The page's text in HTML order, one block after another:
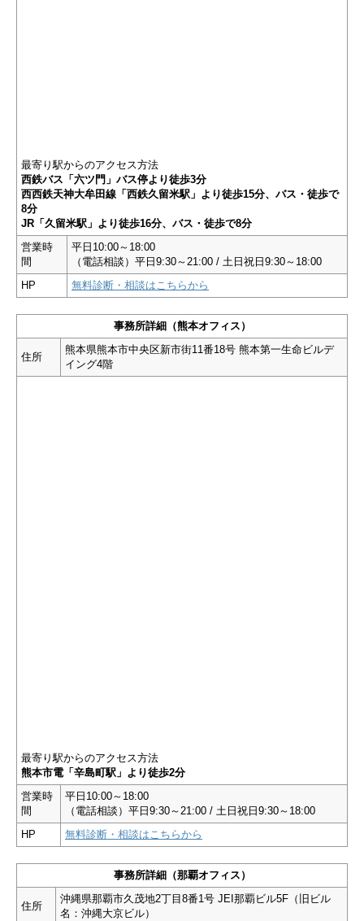
最寄り駅からのアクセス方法
西鉄バス「六ツ門」バス停より徒歩3分
西西鉄天神大牟田線「西鉄久留米駅」より徒歩15分、バス・徒歩で
8分
JR「久留米駅」より徒歩16分、バス・徒歩で8分
営業時
間
平日10:00～18:00
（電話相談）平日9:30～21:00 / 土日祝日9:30～18:00
HP
無料診断・相談はこちらから
事務所詳細（熊本オフィス）
住所
熊本県熊本市中央区新市街11番18号 熊本第一生命ビルデ
イング4階
最寄り駅からのアクセス方法
熊本市電「辛島町駅」より徒歩2分
営業時
間
平日10:00～18:00
（電話相談）平日9:30～21:00 / 土日祝日9:30～18:00
HP
無料診断・相談はこちらから
事務所詳細（那覇オフィス）
住所
沖縄県那覇市久茂地2丁目8番1号 JEI那覇ビル5F（旧ビル
名：沖縄大京ビル）